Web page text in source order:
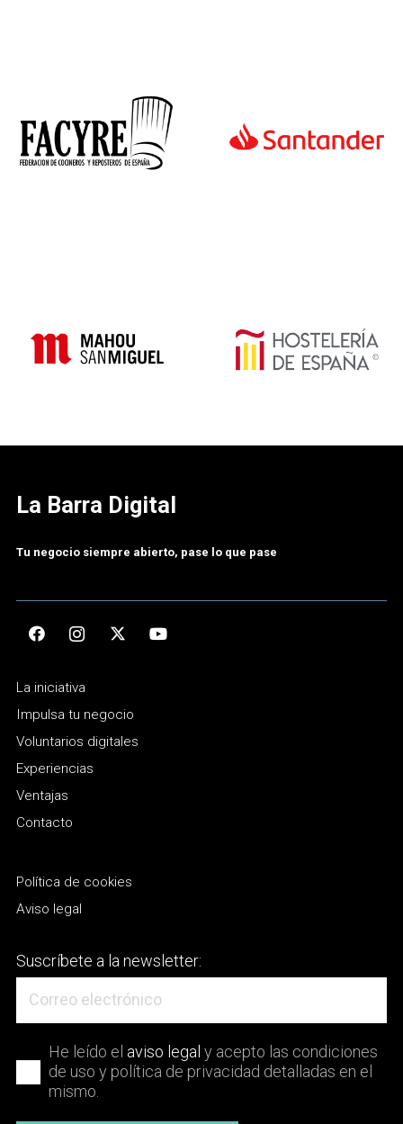
La Barra Digital
Tu negocio siempre abierto, pase lo que pase
La iniciativa
Impulsa tu negocio
Voluntarios digitales
Experiencias
Ventajas
Contacto
Política de cookies
Aviso legal
Suscríbete a la newsletter:
He leído el aviso legal y acepto las condiciones
de uso y política de privacidad detalladas en el
mismo.